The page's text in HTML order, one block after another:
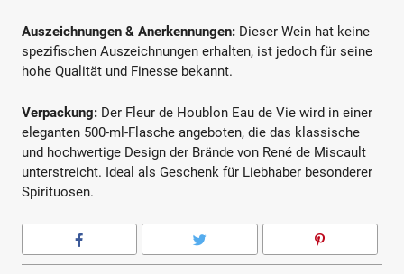
Auszeichnungen & Anerkennungen: Dieser Wein hat keine
spezifischen Auszeichnungen erhalten, ist jedoch für seine
hohe Qualität und Finesse bekannt.
Verpackung: Der Fleur de Houblon Eau de Vie wird in einer
eleganten 500-ml-Flasche angeboten, die das klassische
und hochwertige Design der Brände von René de Miscault
unterstreicht. Ideal als Geschenk für Liebhaber besonderer
Spirituosen.